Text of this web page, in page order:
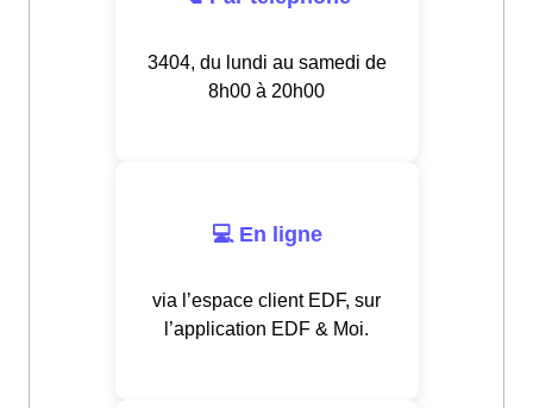
3404, du lundi au samedi de
8h00 à 20h00
💻 En ligne
via l’espace client EDF, sur
l’application EDF & Moi.